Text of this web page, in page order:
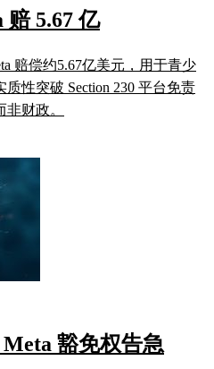
5.67 亿
赔偿约5.67亿美元，用于青少
性突破 Section 230 平台免责
财政。
豁免权告急